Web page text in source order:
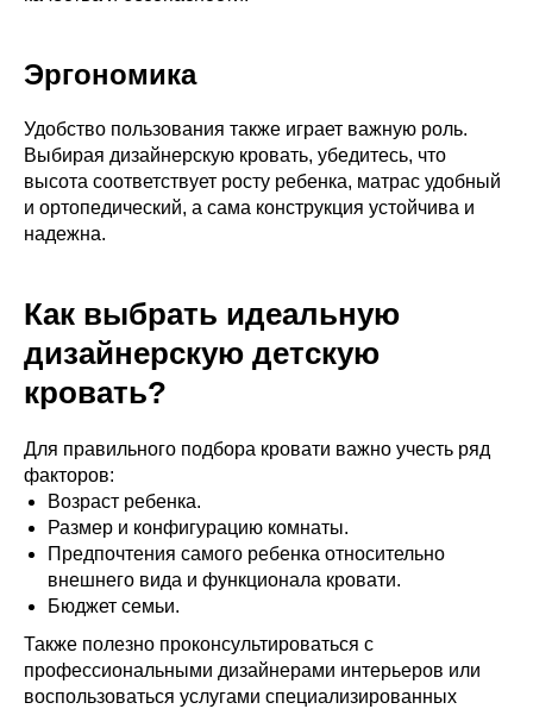
Эргономика
Удобство пользования также играет важную роль.
Выбирая дизайнерскую кровать, убедитесь, что
высота соответствует росту ребенка, матрас удобный
и ортопедический, а сама конструкция устойчива и
надежна.
Как выбрать идеальную
дизайнерскую детскую
кровать?
Для правильного подбора кровати важно учесть ряд
факторов:
Возраст ребенка.
Размер и конфигурацию комнаты.
Предпочтения самого ребенка относительно
внешнего вида и функционала кровати.
Бюджет семьи.
Также полезно проконсультироваться с
профессиональными дизайнерами интерьеров или
воспользоваться услугами специализированных